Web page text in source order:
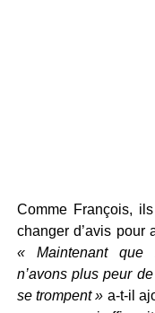
Comme François,
changer d’avis pour
« Maintenant que
n’avons plus peur
se trompent » a-t-il